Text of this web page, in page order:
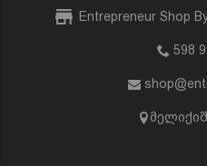
Entrepreneur Shop
598